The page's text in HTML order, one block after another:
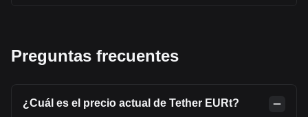
Preguntas frecuentes
¿Cuál es el precio actual de Tether EURt?